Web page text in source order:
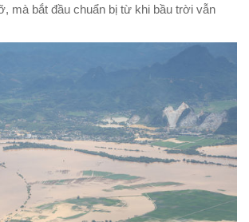
mà bắt đầu chuẩn bị từ khi bầu trời vẫn